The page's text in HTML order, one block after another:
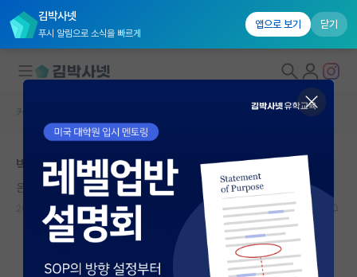
김박사넷
푸시 알림으로 소식을 빠르게
앱으로 보기 닫기
대학원생 모집
국내대학원 정보
연구실&오픈랩
커뮤니티
커뮤니티 홈
커뮤니티 홈
박사 유학 목표시 국내 석사 랩 선택 질문
온화한 그레이스 호퍼
2024.01.30 7 1822